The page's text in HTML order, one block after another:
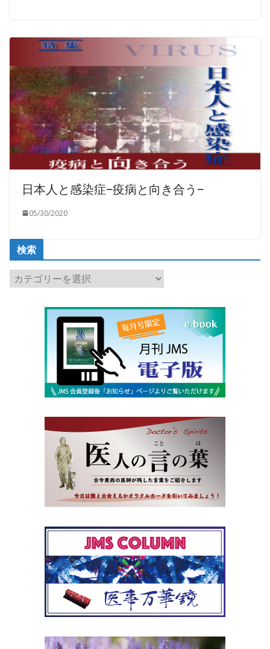
日本人と感染症−疫病と向き合う−
05/30/2020
検索
検
索